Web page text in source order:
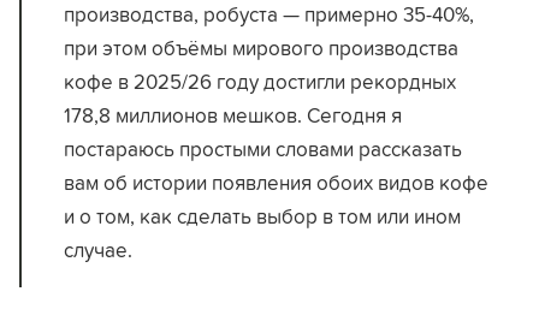
производства, робуста — примерно 35-40%,
при этом объёмы мирового производства
кофе в 2025/26 году достигли рекордных
178,8 миллионов мешков. Сегодня я
постараюсь простыми словами рассказать
вам об истории появления обоих видов кофе
и о том, как сделать выбор в том или ином
случае.